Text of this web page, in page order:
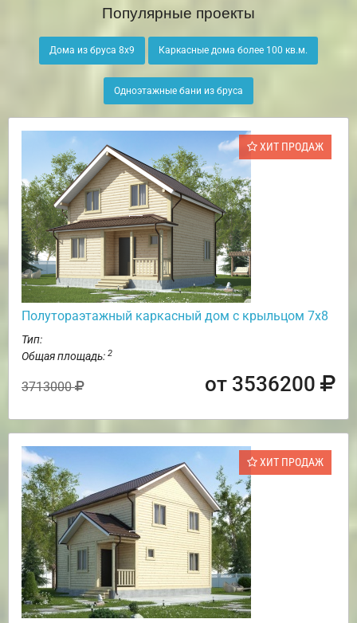
Популярные проекты
Дома из бруса 8х9 Каркасные дома более 100 кв.м.
Одноэтажные бани из бруса
ХИТ ПРОДАЖ
Полутораэтажный каркасный дом с крыльцом 7х8
Тип:
Общая площадь: 2
3713000 от 3536200
ХИТ ПРОДАЖ